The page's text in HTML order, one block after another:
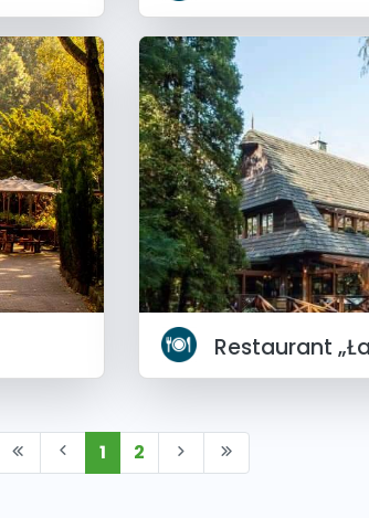
Restaurant
1 2